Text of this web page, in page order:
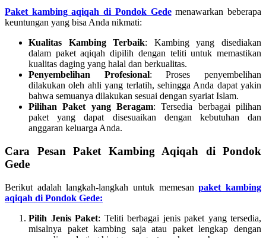
Paket kambing aqiqah di Pondok Gedemenawarkan beberapa
keuntungan yang bisa Anda nikmati:
Kualitas Kambing Terbaik: Kambing yang disediakan
dalam paket aqiqah dipilih dengan teliti untuk memastikan
kualitas daging yang halal dan berkualitas.
Penyembelihan Profesional: Proses penyembelihan
dilakukan oleh ahli yang terlatih, sehingga Anda dapat yakin
bahwa semuanya dilakukan sesuai dengan syariat Islam.
Pilihan Paket yang Beragam: Tersedia berbagai pilihan
paket yang dapat disesuaikan dengan kebutuhan dan
anggaran keluarga Anda.
Cara Pesan Paket Kambing Aqiqah di Pondok
Gede
Berikut adalah langkah-langkah untuk memesanpaket kambing
aqiqah di Pondok Gede:
Pilih Jenis Paket: Teliti berbagai jenis paket yang tersedia,
misalnya paket kambing saja atau paket lengkap dengan